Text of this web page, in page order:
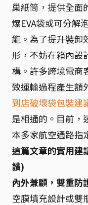
巢紙筒，提供全面
爆EVA袋或可分解
能。為了提升裝卸
形，不妨在箱內設
構。許多跨境電商
致運輸過程產生額
到店破壞袋包裝建
是相通的。目前，
本多家航空通路指
這篇文章的實用建
讀)
內外兼顧，雙重防
空膜填充設計或雙